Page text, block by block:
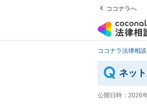
ココナラへ
ココナラ法律相談
ネッ
公開日時： 2026